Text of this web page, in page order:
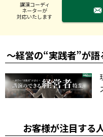
講演コーディ
ネーターが
対応いたします
～経営の“実践者”が
お客様が注目する